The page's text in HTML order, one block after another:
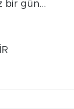
bir gün…